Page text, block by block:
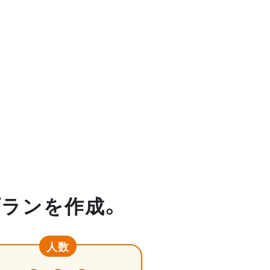
ンを作成。
人数